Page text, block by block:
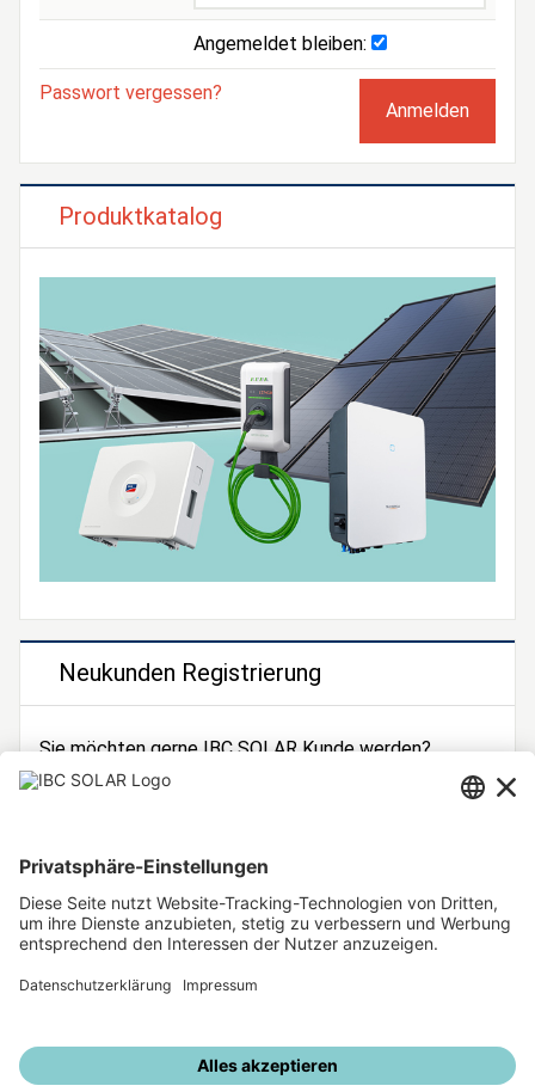
Angemeldet bleiben:
Passwort vergessen?
Produktkatalog
Neukunden Registrierung
Sie möchten gerne IBC SOLAR Kunde werden?
Dann registrieren Sie sich jetzt!
Unsere weiteren Angebote
IBC SOLAR Webseite